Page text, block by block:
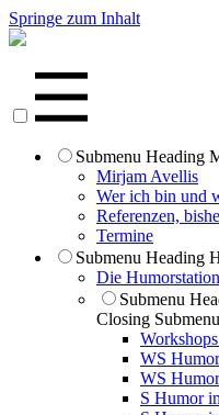
Springe zum Inhalt
Submenu Heading
Mirjam Avellis
Wer ich bin und
Referenzen,
Termine
Submenu Heading
Die Humorstation
Submenu
Closing Submenu
WS
WS
S Humor